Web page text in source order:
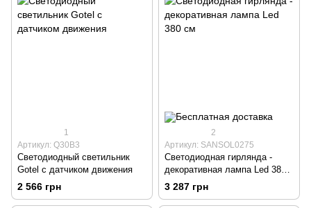
1
Артикул: Q30B3
Светодиодный светильник
Gotel с датчиком движения
2 566 грн
2
Артикул: SANSOL0275
Светодиодная гирлянда -
декоративная лампа Led 380
см
3 287 грн